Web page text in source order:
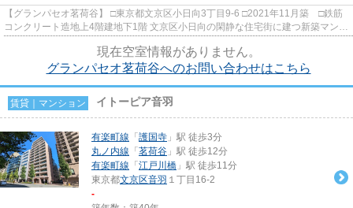
【グランパセオ茗荷谷】 □東京都文京区小日向3丁目9-6 □2021年11月築 □鉄筋
コンクリート造地上4階建地下1階 文京区小日向の閑静な住宅街に建つ新築マンシ
現在空室情報がありません。
グランパセオ茗荷谷へのお問い合わせはこちら
賃貸｜マンション イトーピア音羽
有楽町線 「 護国寺 」駅 徒歩3分
丸ノ内線 「 茗荷谷 」駅 徒歩12分
有楽町線 「 江戸川橋 」駅 徒歩11分
東京都文京区音羽 １丁目16-2
-